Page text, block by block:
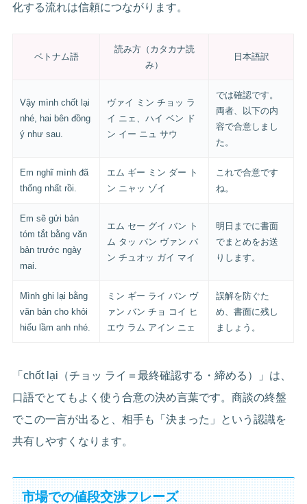
化する流れは信頼につながります。
ベトナム語
読み方（カタカナ読
み）
日本語訳
Vậy mình chốt lại
nhé, hai bên đồng
ý như sau.
ヴァイ ミン チョッ ラ
イ ニェ、ハイ ベン ド
ン イー ニュ サウ
では確認です。
両者、以下の内
容で合意しまし
た。
Em nghĩ mình đã
thống nhất rồi.
エム ギー ミン ダー ト
ン ニャッ ゾイ
これで合意です
ね。
Em sẽ gửi bản
tóm tắt bằng văn
bản trước ngày
mai.
エム セー グイ バン ト
ム タッ バン ヴァン バ
ン チュオッ ガイ マイ
明日までに書面
でまとめをお送
りします。
Mình ghi lại bằng
văn bản cho khỏi
hiểu lầm anh nhé.
ミン ギー ライ バン ヴ
ァン バン チョ コイ ヒ
エウ ラム アイン ニェ
誤解を防ぐた
め、書面に残し
ましょう。
「chốt lại（チョッ ライ＝最終確認する・締める）」は、
口語でとてもよく使う合意の決め言葉です。商談の終盤
でこの一言が出ると、相手も「決まった」という認識を
共有しやすくなります。
市場での値段交渉フレーズ